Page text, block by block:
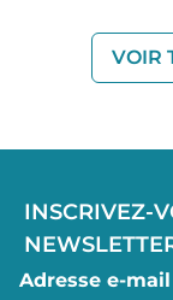
VOIR
INSCRIVEZ-
Adresse e-mail